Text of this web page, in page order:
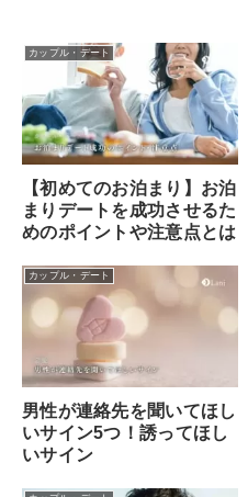
カップル・デート
【初めてのお泊まり】お泊
まりデートを成功させるた
めのポイントや注意点とは
カップル・デート
男性が連絡先を聞いてほし
いサイン5つ！誘ってほし
いサイン